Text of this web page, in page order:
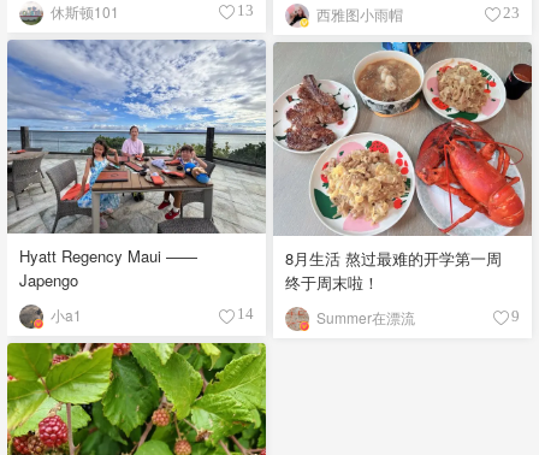
西雅图小雨帽 23
休斯顿101 13
Hyatt Regency Maui ——
Japengo
小a1 14
8月生活 熬过最难的开学第一周
终于周末啦！
Summer在漂流 9